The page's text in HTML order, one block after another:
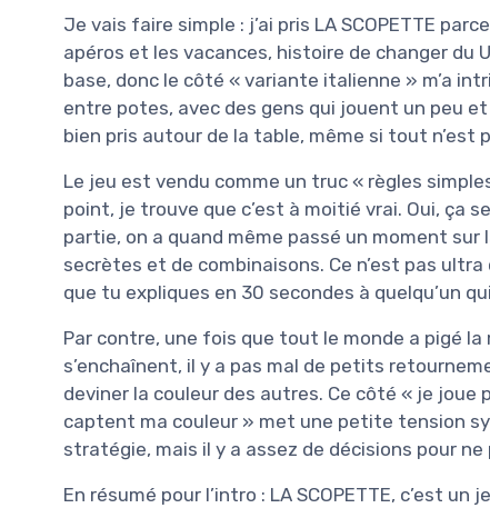
Je vais faire simple : j’ai pris LA SCOPETTE
apéros et les vacances, histoire de changer du
base, donc le côté « variante italienne » m’a
entre potes, avec des gens qui jouent un peu
bien pris autour de la table, même si tout n’est
Le jeu est vendu comme un truc « règles
point, je trouve que c’est à moitié vrai. Oui, ça
partie, on a quand même passé un moment
secrètes et de combinaisons. Ce n’est pas
que tu expliques en 30 secondes à quelqu’un
Par contre, une fois que tout le monde a pigé
s’enchaînent, il y a pas mal de petits
deviner la couleur des autres. Ce côté « je
captent ma couleur » met une petite tension
stratégie, mais il y a assez de décisions pour ne
En résumé pour l’intro : LA SCOPETTE, c’est un